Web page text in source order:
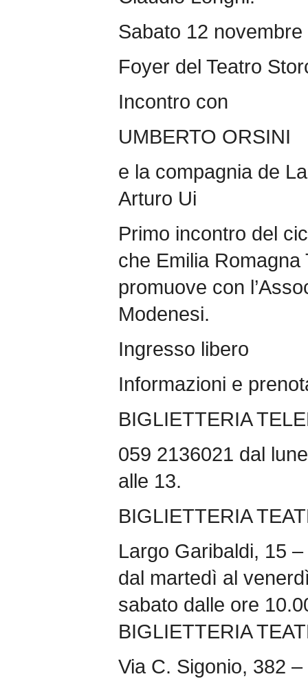
Sabato 12
Foyer del Teatro
Incontro con
UMBERTO ORSINI
e la compagnia de
Arturo Ui
Primo incontro del
che Emilia
promuove con
Modenesi.
Ingresso libero
Informazioni e
BIGLIETTERIA
059 2136021 dal
alle 13.
BIGLIETTERIA
Largo Garibaldi, 15
dal martedì al
sabato dalle ore
BIGLIETTERIA
Via C. Sigonio, 382